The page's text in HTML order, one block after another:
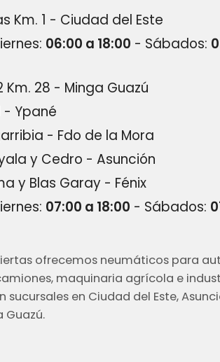
Km. 1 - Ciudad del Este
06:00 a 18:00 - Sábados:
Km. 28 - Minga Guazú
- Ypané
- Fdo de la Mora
y Cedro - Asunción
y Blas Garay - Fénix
07:00 a 18:00 - Sábados:
ofrecemos neumáticos para
maquinaria agrícola e
sucursales en Ciudad del Este,
Guazú.